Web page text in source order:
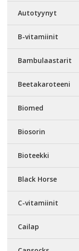
Autotyynyt
B-vitamiinit
Bambulaastarit
Beetakaroteeni
Biomed
Biosorin
Bioteekki
Black Horse
C-vitamiinit
Cailap